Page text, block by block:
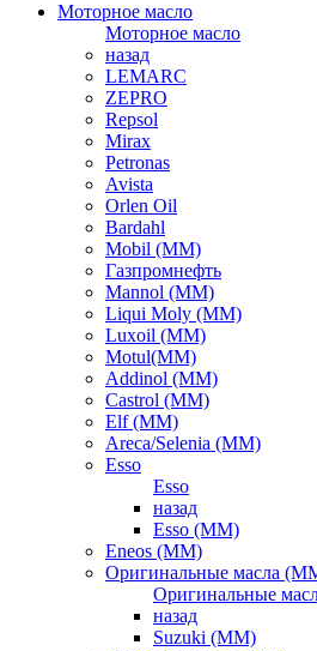
Моторное масло
Моторное масло
назад
LEMARC
ZEPRO
Repsol
Mirax
Petronas
Avista
Orlen Oil
Bardahl
Mobil (ММ)
Газпромнефть
Mannol (ММ)
Liqui Moly (ММ)
Luxoil (ММ)
Motul(ММ)
Addinol (ММ)
Castrol (ММ)
Elf (ММ)
Areca/Selenia (ММ)
Esso
Esso
назад
Esso (ММ)
Eneos (ММ)
Оригинальные масла
Оригинальные
назад
Suzuki (ММ)